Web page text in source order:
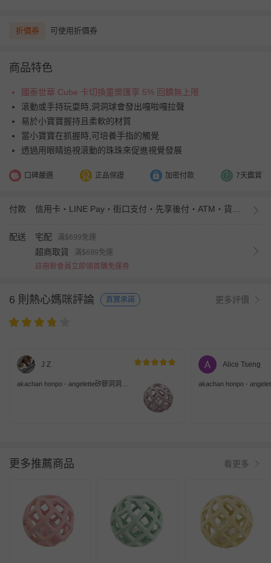
折價券 可使用折價券
商品特色
國泰世華 Cube 卡切換童樂匯享 5% 回饋無上限
滾動或手持玩耍時,洞洞球會發出嘎啦嘎拉聲
易於小寶寶握持且柔軟的材質
當小寶寶在抓握時,可培養手指的觸覺
透過用眼睛追視滾動的珠珠來促進視覺發展
口碑嚴選 正品保證 加密付款 7天鑑賞
付款
配送 宅配 滿$699免運
超商取貨
滿$699免運
註冊新會員立即領首購免運券
6 則熱心媽咪評論 真實承諾 更多評價
J Z
akachan honpo - angelette矽膠洞洞球-
Alice Tseng
akachan honpo -
更多推薦商品 看更多